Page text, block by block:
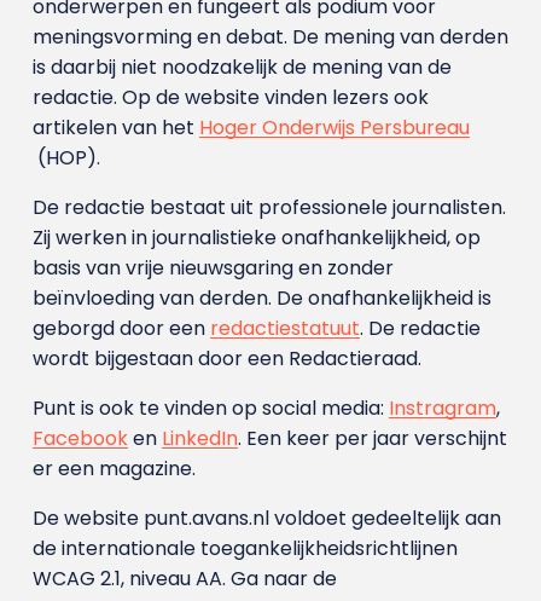
onderwerpen en fungeert als podium voor
meningsvorming en debat. De mening van derden
is daarbij niet noodzakelijk de mening van de
redactie. Op de website vinden lezers ook
artikelen van het Hoger Onderwijs Persbureau
(HOP).
De redactie bestaat uit professionele journalisten.
Zij werken in journalistieke onafhankelijkheid, op
basis van vrije nieuwsgaring en zonder
beïnvloeding van derden. De onafhankelijkheid is
geborgd door een redactiestatuut. De redactie
wordt bijgestaan door een Redactieraad.
Punt is ook te vinden op social media: Instragram,
Facebooken LinkedIn. Een keer per jaar verschijnt
er een magazine.
De website punt.avans.nl voldoet gedeeltelijk aan
de internationale toegankelijkheidsrichtlijnen
WCAG 2.1, niveau AA. Ga naar de